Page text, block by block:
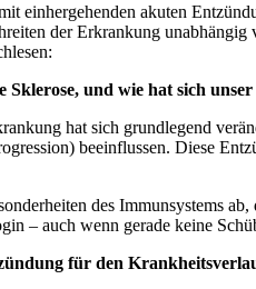
einhergehenden akuten
der Erkrankung
Sklerose, und wie hat sich
hat sich grundlegend
beeinflussen. Diese
des Immunsystems
– auch wenn gerade keine
für den